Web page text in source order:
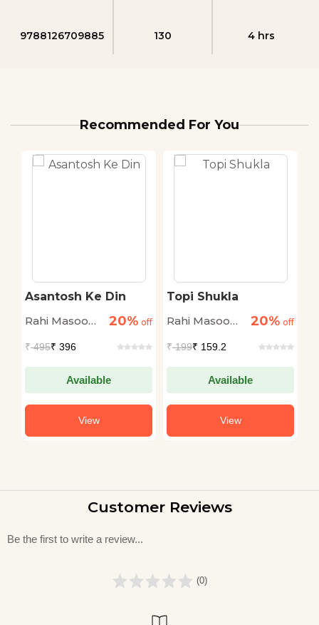
9788126709885 130 4 hrs
Recommended For You
Asantosh Ke Din
Rahi Masoom
20% off
₹495₹ 396
Available
View
Topi Shukla
Rahi Masoom
20% off
₹199₹ 159.2
Available
View
Customer Reviews
Be the first to write a review...
(0)